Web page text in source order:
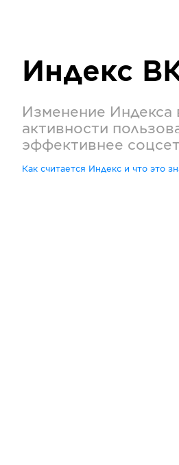
Индекс
Изменение Индекса
активности
эффективнее
Как считается Индекс и что это